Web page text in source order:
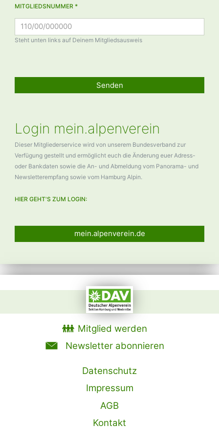
MITGLIEDSNUMMER *
Steht unten links auf Deinem Mitgliedsausweis
Senden
Login mein.alpenverein
Dieser Mitgliederservice wird von unserem Bundesverband zur
Verfügung gestellt und ermöglicht euch die Änderung euer Adress-
oder Bankdaten sowie die An- und Abmeldung vom Panorama- und
Newsletterempfang sowie vom Hamburg Alpin.
HIER GEHT'S ZUM LOGIN:
mein.alpenverein.de
Mitglied werden
Newsletter abonnieren
Datenschutz
Impressum
AGB
Kontakt